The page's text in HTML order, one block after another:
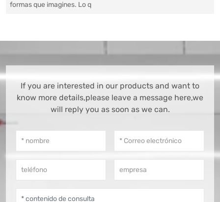
formas que imagines. Lo q
If you are interested in our products and want to
know more details,please leave a message here,we
will reply you as soon as we can.